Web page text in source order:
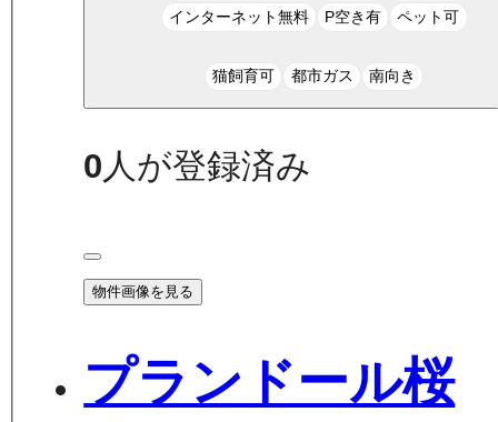
インターネット無料 P空き有 ペット可
猫飼育可 都市ガス 南向き
0人が登録済み
物件画像を見る
プランドール桜